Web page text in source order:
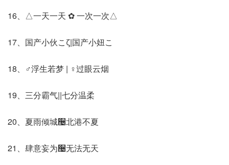
16、△一天一天 ✿ 一次一次△
17、国产小伙こζ|国产小妞こ
18、♂浮生若梦 | ♀过眼云烟
19、三分霸气||七分温柔
20、夏雨倾城઴北港不夏
21、肆意妄为઴无法无天